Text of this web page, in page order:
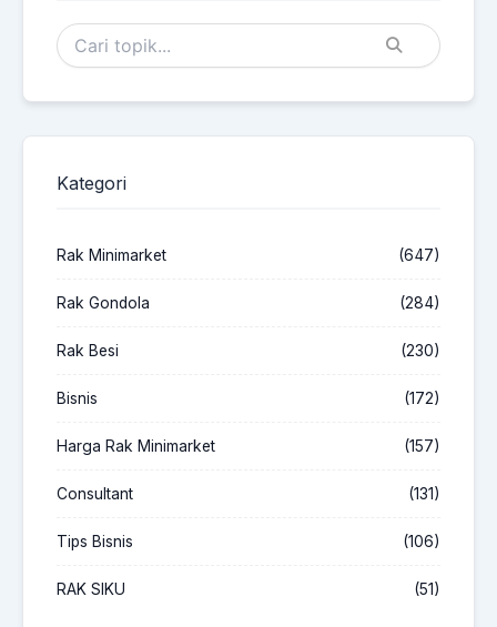
Kategori
Rak Minimarket (647)
Rak Gondola (284)
Rak Besi (230)
Bisnis (172)
Harga Rak Minimarket (157)
Consultant (131)
Tips Bisnis (106)
RAK SIKU (51)